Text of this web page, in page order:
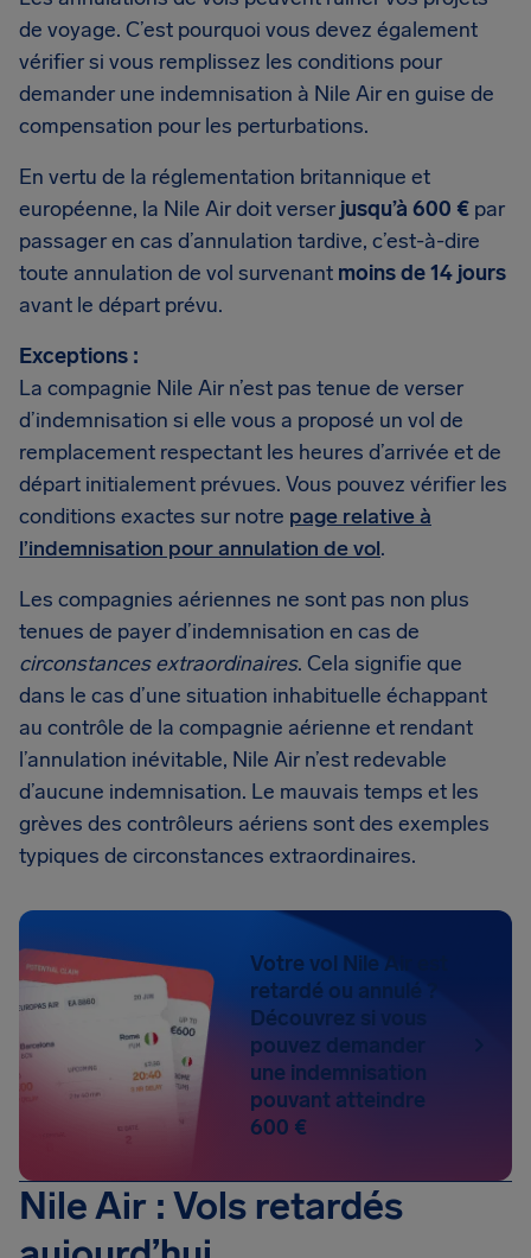
de voyage. C’est pourquoi vous devez également
vérifier si vous remplissez les conditions pour
demander une indemnisation à Nile Air en guise de
compensation pour les perturbations.
En vertu de la réglementation britannique et
européenne, la Nile Air doit verser jusqu’à 600 € par
passager en cas d’annulation tardive, c’est-à-dire
toute annulation de vol survenant moins de 14 jours
avant le départ prévu.
Exceptions :
La compagnie Nile Air n’est pas tenue de verser
d’indemnisation si elle vous a proposé un vol de
remplacement respectant les heures d’arrivée et de
départ initialement prévues. Vous pouvez vérifier les
conditions exactes sur notre page relative à
l’indemnisation pour annulation de vol.
Les compagnies aériennes ne sont pas non plus
tenues de payer d’indemnisation en cas de
circonstances extraordinaires. Cela signifie que
dans le cas d’une situation inhabituelle échappant
au contrôle de la compagnie aérienne et rendant
l’annulation inévitable, Nile Air n’est redevable
d’aucune indemnisation. Le mauvais temps et les
grèves des contrôleurs aériens sont des exemples
typiques de circonstances extraordinaires.
Votre vol Nile Air est
retardé ou annulé ?
Découvrez si vous
pouvez demander
une indemnisation
pouvant atteindre
600 €
Nile Air : Vols retardés